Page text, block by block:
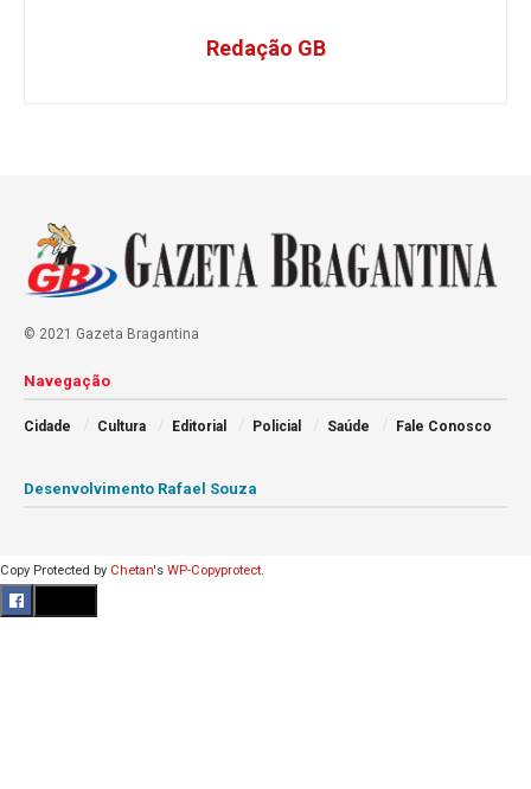
Redação GB
© 2021 Gazeta Bragantina
Navegação
Cidade Cultura Editorial Policial Saúde Fale Conosco
Desenvolvimento Rafael Souza
Copy Protected by Chetan's WP-Copyprotect.